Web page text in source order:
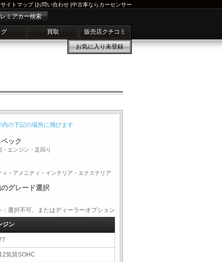
サイトマップ|お問い合わせ |中古車ならカーセンサー
ミアカー検索
買取 販売店クチコミ
お気に入り未登録
内の下記の場所に飛びます
ック
・エンジン・足回り
ィ・アメニティ・インテリア・エクステリア
グレード選択
択不可、またはディーラーオプション
ジン
気筒SOHC